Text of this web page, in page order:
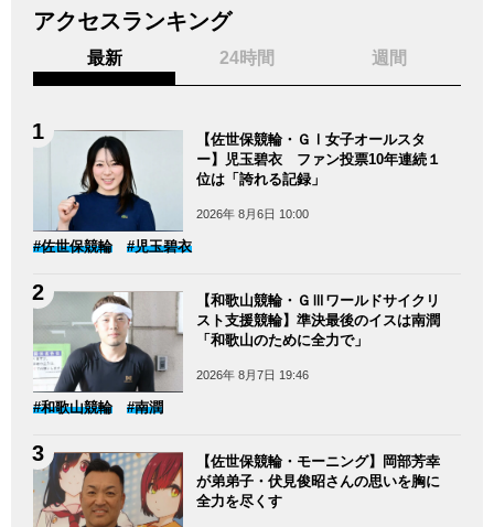
アクセスランキング
最新 24時間 週間
【佐世保競輪・ＧⅠ女子オールスタ
ー】児玉碧衣 ファン投票10年連続１
位は「誇れる記録」
2026年 8月6日 10:00
#佐世保競輪 #児玉碧衣
【和歌山競輪・ＧⅢワールドサイクリ
スト支援競輪】準決最後のイスは南潤
「和歌山のために全力で」
2026年 8月7日 19:46
#和歌山競輪 #南潤
【佐世保競輪・モーニング】岡部芳幸
が弟弟子・伏見俊昭さんの思いを胸に
全力を尽くす